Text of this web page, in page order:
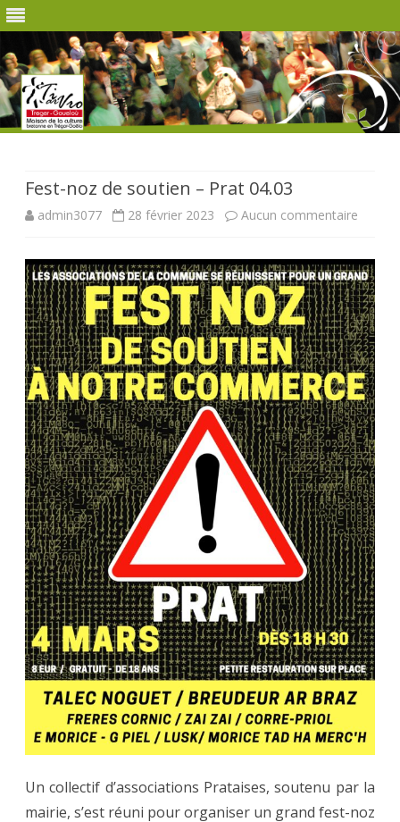
Fest-noz de soutien – Prat 04.03
admin3077 28 février 2023 Aucun commentaire
noz
de
soutien
–
Prat
04.03
Un collectif d’associations Prataises, soutenu par la
mairie, s’est réuni pour organiser un grand fest-noz